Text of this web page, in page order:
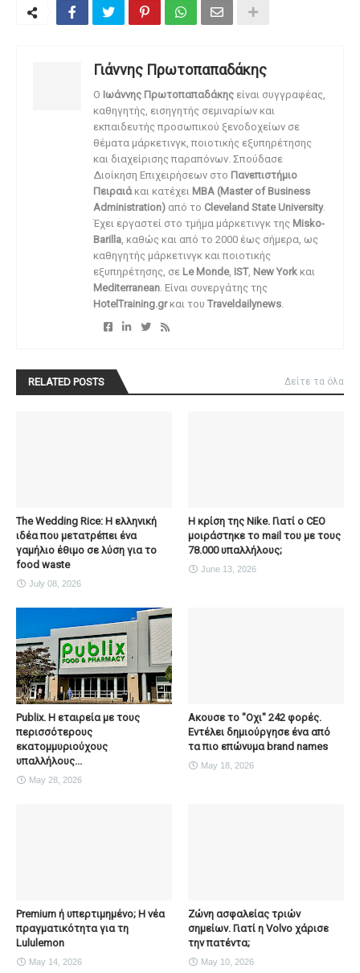
Γιάννης Πρωτοπαπαδάκης
O Ιωάννης Πρωτοπαπαδάκης είναι συγγραφέας,
καθηγητής, εισηγητής σεμιναρίων και
εκπαιδευτής προσωπικού ξενοδοχείων σε
θέματα μάρκετινγκ, ποιοτικής εξυπηρέτησης
και διαχείρισης παραπόνων. Σπούδασε
Διοίκηση Επιχειρήσεων στο Πανεπιστήμιο
Πειραιά και κατέχει MBA (Master of Business
Administration) από το Cleveland State University.
Έχει εργαστεί στο τμήμα μάρκετινγκ της Misko-
Barilla , καθώς και από το 2000 έως σήμερα, ως
καθηγητής μάρκετινγκ και ποιοτικής
εξυπηρέτησης, σε Le Monde, IST, New York και
Mediterranean . Είναι συνεργάτης της
HotelTraining.grκαι του Traveldailynews
RELATED POSTS Δείτε τα όλα
The Wedding Rice: Η ελληνική
ιδέα που μετατρέπει ένα
γαμήλιο έθιμο σε λύση για το
food waste
July 08, 2026
Η κρίση της Nike. Γιατί ο CEO
μοιράστηκε το mail του με τους
78.000 υπαλλήλους;
June 13, 2026
Publix. Η εταιρεία με τους
περισσότερους
εκατομμυριούχους
υπαλλήλους...
May 28, 2026
Ακουσε το "Οχι" 242 φορές.
Εντέλει δημιούργησε ένα από
τα πιο επώνυμα brand names
May 18, 2026
Premium ή υπερτιμημένο; Η νέα
πραγματικότητα για τη
Lululemon
May 14, 2026
Ζώνη ασφαλείας τριών
σημείων. Γιατί η Volvo χάρισε
την πατέντα;
May 10, 2026